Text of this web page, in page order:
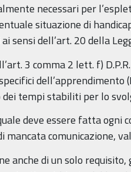
necessari per
situazione di
sensi dell’art. 20 della
3 comma 2 lett. f)
dell’apprendimento
tempi stabiliti per lo
deve essere fatta ogni
mancata comunicazione,
anche di un solo